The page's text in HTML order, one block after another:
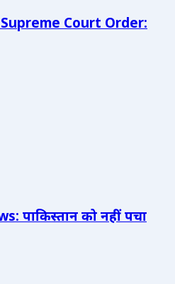
Court Order:
पाकिस्तान को नहीं पचा